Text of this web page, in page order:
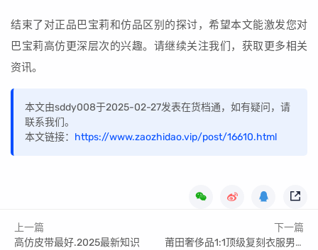
结束了对正品巴宝莉和仿品区别的探讨，希望本文能激发您对
巴宝莉高仿更深层次的兴趣。请继续关注我们，获取更多相关
资讯。
本文由sddy008于2025-02-27发表在货档通，如有疑问，请
联系我们。
本文链接： https://www.zaozhidao.vip/post/16610.html
上一篇
高仿皮带最好.2025最新知识
下一篇
莆田奢侈品1:1顶级复刻衣服男/复刻/原单的秘密